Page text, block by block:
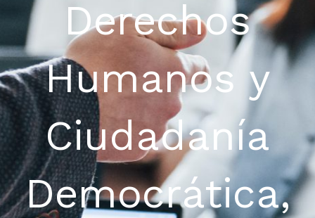
Derechos
Humanos y
Ciudadanía
Democrática,